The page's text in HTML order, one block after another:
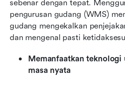
sebenar dengan tepat.
pengurusan gudang (WMS)
gudang mengekalkan
dan mengenal pasti
Memanfaatkan teknologi
masa nyata